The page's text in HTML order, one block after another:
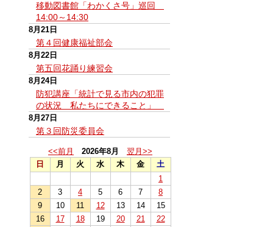
移動図書館「わかくさ号」巡回
14:00～14:30
8月21日
第４回健康福祉部会
8月22日
第五回花踊り練習会
8月24日
防犯講座「統計で見る市内の犯罪
の状況 私たちにできること」
8月27日
第３回防災委員会
<<前月 2026年8月
翌月>>
日
月 火 水 木 金
土
1
2
3 4 5 6 7
8
9
10 11 12 13 14
15
16
17 18 19 20 21
22